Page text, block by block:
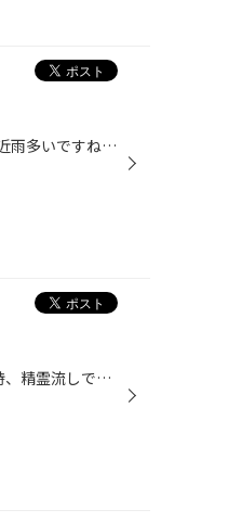
どうも。 先日小学校の同窓会に行って なんだか元気な小田です(^^)/ 最近雨多いですねー。 せっかくのお盆休みも生憎の天気でしたね。 雨の中旅行に行かれた方もいるでしょう。 最近ワイパー交換が増えています！ 天気は変えられませんので… せめて第二の足となるお車を！！ ワイパー交換で視界良好♪
お盆の休み みなさんいかがお過ごしでしょうか？？ 長崎はお盆の風物詩、精霊流しで爆竹の音がとどろきました。 わたしはと言いますと、 年に２回お盆と正月は親戚で集まるので 15人ほどがわが家に大集合でした。 前の日は仕事で遅れて参加したわたしに お寿司一人前をとっていてくれました。 涙が...